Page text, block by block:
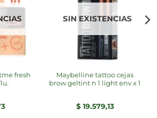
SIN EXISTENCIAS
maybelline tattoo cejas
brow geltint n 1 light env x 1
$19.579,13